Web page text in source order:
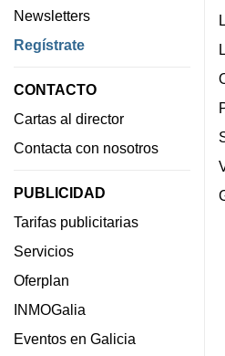
Newsletters
Regístrate
CONTACTO
Cartas al director
Contacta con nosotros
PUBLICIDAD
Tarifas publicitarias
Servicios
Oferplan
INMOGalia
Eventos en Galicia